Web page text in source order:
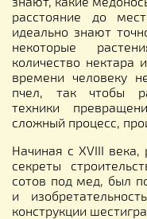
расстояние до
идеально знают
некоторые
количество нектара
времени человеку
пчел, так чтобы
техники
сложный процесс,
Начиная с XVIII
секреты
сотов под мед, был
и
конструкции